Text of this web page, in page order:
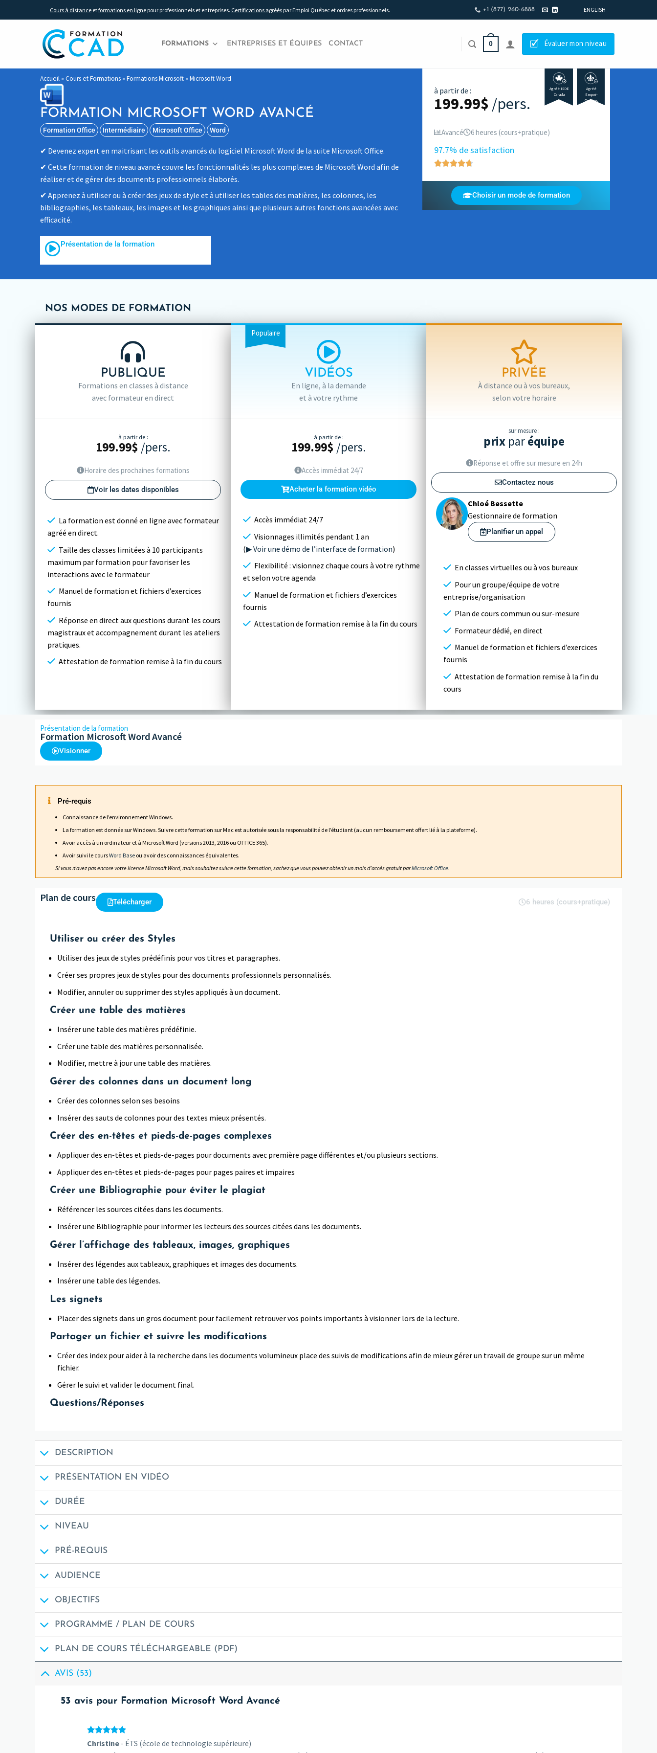
Cours à distance etformations en ligne pour professionnels et entreprises. Certifications agréés par Emploi Québec et ordres professionnels. +1 (877) 260-6888 ENGLISH
FORMATIONS ENTREPRISES ET ÉQUIPES CONTACT 0 🗹 Évaluer mon niveau
Accueil» Cours et Formations» Formations Microsoft» Microsoft Word
FORMATION MICROSOFT WORD AVANCÉ
Formation Office Intermédiaire Microsoft Office Word
Devenez expert en maitrisant les outils avancés du logiciel Microsoft Word de la suite Microsoft Office.
Cette formation de niveau avancé couvre les fonctionnalités les plus complexes de Microsoft Word afin de
réaliser et de gérer des documents professionnels élaborés.
Apprenez à utiliser ou à créer des jeux de style et à utiliser les tables des matières, les colonnes, les
bibliographies, les tableaux, les images et les graphiques ainsi que plusieurs autres fonctions avancées avec
efficacité.
Présentation de la formation
Agréé ISDE
Canada
Agréé
Empoi-
Québec
à partir de :
199.99$ /pers.
Avancé 6 heures (cours+pratique)
97.7% de satisfaction
Choisir un mode de formation
NOS MODES DE FORMATION
PUBLIQUE
Formations en classes à distance
avec formateur en direct
à partir de :
199.99$ /pers.
Horaire des prochaines formations
Voir les dates disponibles
La formation est donné en ligne avec formateur
agréé en direct.
Taille des classes limitées à 10 participants
maximum par formation pour favoriser les
interactions avec le formateur
Manuel de formation et fichiers d’exercices
fournis
Réponse en direct aux questions durant les cours
magistraux et accompagnement durant les ateliers
pratiques.
Attestation de formation remise à la fin du cours
Populaire
VIDÉOS
En ligne, à la demande
et à votre rythme
à partir de :
199.99$ /pers.
Accès immédiat 24/7
Acheter la formation vidéo
Accès immédiat 24/7
Visionnages illimités pendant 1 an
(▶ Voir une démo de l’interface de formation)
Flexibilité : visionnez chaque cours à votre rythme
et selon votre agenda
Manuel de formation et fichiers d’exercices
fournis
Attestation de formation remise à la fin du cours
PRIVÉE
À distance ou à vos bureaux,
selon votre horaire
sur mesure :
prix paréquipe
Réponse et offre sur mesure en 24h
Contactez nous
Chloé Bessette
Gestionnaire de formation
Planifier un appel
En classes virtuelles ou à vos bureaux
Pour un groupe/équipe de votre
entreprise/organisation
Plan de cours commun ou sur-mesure
Formateur dédié, en direct
Manuel de formation et fichiers d’exercices
fournis
Attestation de formation remise à la fin du
cours
Présentation de la formation
Formation Microsoft Word Avancé
Visionner
Pré-requis
Connaissance de l’environnement Windows.
La formation est donnée sur Windows. Suivre cette formation sur Mac est autorisée sous la responsabilité de l’étudiant (aucun remboursement offert lié à la plateforme).
Avoir accès à un ordinateur et à Microsoft Word (versions 2013, 2016 ou OFFICE 365).
Avoir suivi le coursWord Base ou avoir des connaissances équivalentes.
Si vous n’avez pas encore votre licence Microsoft Word, mais souhaitez suivre cette formation, sachez que vous pouvez obtenir un mois d’accès gratuit parMicrosoft Office.
Plan de cours Télécharger 6 heures (cours+pratique)
Utiliser ou créer des Styles
Utiliser des jeux de styles prédéfinis pour vos titres et paragraphes.
Créer ses propres jeux de styles pour des documents professionnels personnalisés.
Modifier, annuler ou supprimer des styles appliqués à un document.
Créer une table des matières
Insérer une table des matières prédéfinie.
Créer une table des matières personnalisée.
Modifier, mettre à jour une table des matières.
Gérer des colonnes dans un document long
Créer des colonnes selon ses besoins
Insérer des sauts de colonnes pour des textes mieux présentés.
Créer des en-têtes et pieds-de-pages complexes
Appliquer des en-têtes et pieds-de-pages pour documents avec première page différentes et/ou plusieurs sections.
Appliquer des en-têtes et pieds-de-pages pour pages paires et impaires
Créer une Bibliographie pour éviter le plagiat
Référencer les sources citées dans les documents.
Insérer une Bibliographie pour informer les lecteurs des sources citées dans les documents.
Gérer l’affichage des tableaux, images, graphiques
Insérer des légendes aux tableaux, graphiques et images des documents.
Insérer une table des légendes.
Les signets
Placer des signets dans un gros document pour facilement retrouver vos points importants à visionner lors de la lecture.
Partager un fichier et suivre les modifications
Créer des index pour aider à la recherche dans les documents volumineux place des suivis de modifications afin de mieux gérer un travail de groupe sur un même
fichier.
Gérer le suivi et valider le document final.
Questions/Réponses
DESCRIPTION
PRÉSENTATION EN VIDÉO
DURÉE
NIVEAU
PRÉ-REQUIS
AUDIENCE
OBJECTIFS
PROGRAMME / PLAN DE COURS
PLAN DE COURS TÉLÉCHARGEABLE (PDF)
AVIS (53)
53 avis pour Formation Microsoft Word Avancé
Note5sur
Christine - ÉTS (école de technologie supérieure)